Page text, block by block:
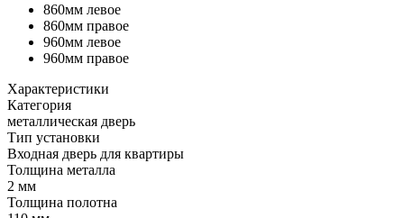
860мм левое
860мм правое
960мм левое
960мм правое
Характеристики
Категория
металлическая дверь
Тип установки
Входная дверь для квартиры
Толщина металла
2 мм
Толщина полотна